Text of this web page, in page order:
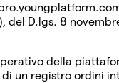
del D.lgs. 8
della
un registro ordini